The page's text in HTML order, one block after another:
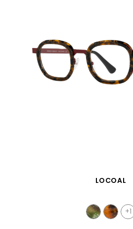
VISTA RÁPIDA
LOCOAL
+1